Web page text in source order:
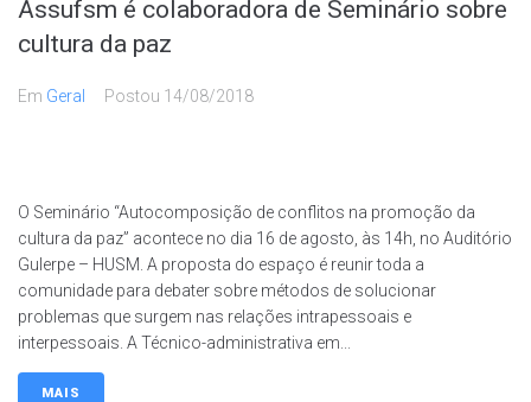
Assufsm é colaboradora de Seminário sobre
cultura da paz
Em Geral Postou 14/08/2018
O Seminário “Autocomposição de conflitos na promoção da
cultura da paz” acontece no dia 16 de agosto, às 14h, no Auditório
Gulerpe – HUSM. A proposta do espaço é reunir toda a
comunidade para debater sobre métodos de solucionar
problemas que surgem nas relações intrapessoais e
interpessoais. A Técnico-administrativa em...
MAIS